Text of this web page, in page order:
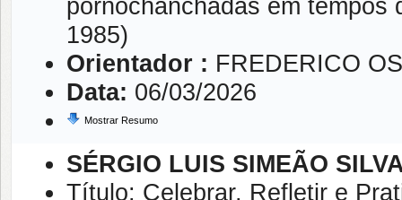
pornochanchadas em tempos
1985)
Orientador : FREDERICO
Data: 06/03/2026
Mostrar Resumo
SÉRGIO LUIS SIMEÃO
Título: Celebrar, Refletir e